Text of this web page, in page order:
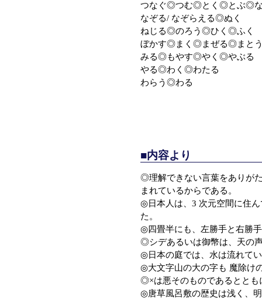
つなぐ◎つむ◎とく◎とぶ◎
なぞる/ なぞらえる◎ぬく
ねじる◎のろう◎ひく◎ふく
ぼかす◎まく◎まぜる◎まと
みる◎もやす◎やく◎やぶる
やる◎わく◎わたる
わらう◎わる
■内容より
◎理解できない言葉をありが
まれているからである。
◎日本人は、3 次元空間に住
た。
◎四畳半にも、左勝手と右勝
◎シデあるいは御幣は、天の
◎日本の庭では、水は流れて
◎大文字山の大の字も 魔除け
◎×は悪そのものであるととも
◎唐草風呂敷の歴史は浅く、